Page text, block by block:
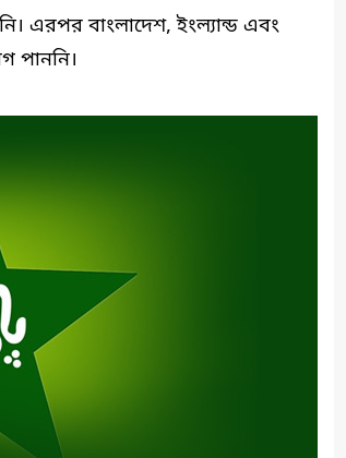
এরপর বাংলাদেশ, ইংল্যান্ড এবং
পাননি।